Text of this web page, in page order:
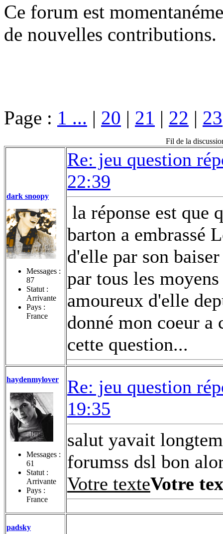
Ce forum est
de nouvelles contributions.
Page : 1 ... | 20 | 21 | 22 | 23
Fil de la
dark snoopy
Messages :
87
Statut :
Arrivante
Pays :
France
Re: jeu question
22:39
la réponse est que
barton a embrassé
d'elle par son
par tous les
amoureux d'elle
donné mon coeur a
cette question...
haydenmylover
Messages :
61
Statut :
Arrivante
Pays :
France
Re: jeu question
19:35
salut yavait
forumss dsl bon
Votre texteVotre
padsky